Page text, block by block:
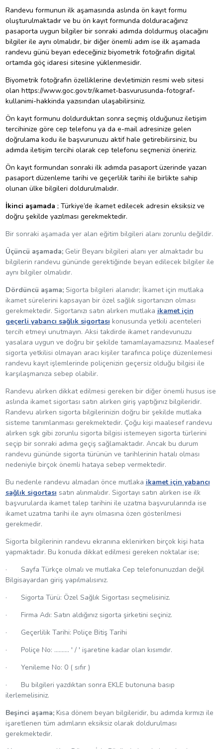
Randevu formunun ilk aşamasında aslında ön kayıt formu
oluşturulmaktadır ve bu ön kayıt formunda dolduracağınız
pasaporta uygun bilgiler bir sonraki adımda doldurmuş olacağını
bilgiler ile aynı olmalıdır, bir diğer önemli adım ise ilk aşamada
randevu günü beyan edeceğiniz biyometrik fotoğrafın digital
ortamda göç idaresi sitesine yüklenmesidir.
Biyometrik fotoğrafın özelliklerine devletimizin resmi web sitesi
olan https://www.goc.gov.tr/ikamet-basvurusunda-fotograf-
kullanimi-hakkinda yazısından ulaşabilirsiniz.
Ön kayıt formunu doldurduktan sonra seçmiş olduğunuz iletişim
tercihinize göre cep telefonu ya da e-mail adresinize gelen
doğrulama kodu ile başvurunuzu aktif hale getirebilirsiniz, bu
adımda iletişim tercihi olarak cep telefonu seçmenizi öneririz.
Ön kayıt formundan sonraki ilk adımda pasaport üzerinde yazan
pasaport düzenleme tarihi ve geçerlilik tarihi ile birlikte sahip
olunan ülke bilgileri doldurulmalıdır.
İkinci aşamada ; Türkiye’de ikamet edilecek adresin eksiksiz ve
doğru şekilde yazılması gerekmektedir.
Bir sonraki aşamada yer alan eğitim bilgileri alanı zorunlu değildir.
Üçüncü aşamada;Gelir Beyanı bilgileri alanı yer almaktadır bu
bilgilerin randevu gününde gerektiğinde beyan edilecek bilgiler ile
aynı bilgiler olmalıdır.
Dördüncü aşama;Sigorta bilgileri alanıdır; İkamet için mutlaka
ikamet sürelerini kapsayan bir özel sağlık sigortanızın olması
gerekmektedir. Sigortanızı satın alırken mutlaka ikamet için
geçerli yabancı sağlık sigortası konusunda yetkili acenteleri
tercih etmeyi unutmayın. Aksi takdirde ikamet randevunuzu
yasalara uygun ve doğru bir şekilde tamamlayamazsınız. Maalesef
sigorta yetkilisi olmayan aracı kişiler tarafınca poliçe düzenlemesi
randevu kayıt işlemlerinde poliçenizin geçersiz olduğu bilgisi ile
karşılaşmanıza sebep olabilir.
Randevu alırken dikkat edilmesi gereken bir diğer önemli husus ise
aslında ikamet sigortası satın alırken giriş yaptığınız bilgileridir.
Randevu alırken sigorta bilgilerinizin doğru bir şekilde mutlaka
sisteme tanımlanması gerekmektedir. Çoğu kişi maalesef randevu
alırken sgk gibi zorunlu sigorta bilgisi istemeyen sigorta türlerini
seçip bir sonraki adıma geçiş sağlamaktadır. Ancak bu durum
randevu gününde sigorta türünün ve tarihlerinin hatalı olması
nedeniyle birçok önemli hataya sebep vermektedir.
Bu nedenle randevu almadan önce mutlaka ikamet için yabancı
sağlık sigortası satın alınmalıdır. Sigortayı satın alırken ise ilk
başvurularda ikamet talep tarihini ile uzatma başvurularında ise
ikamet uzatma tarihi ile aynı olmasına özen gösterilmesi
gerekmedir.
Sigorta bilgilerinin randevu ekranına eklenirken birçok kişi hata
yapmaktadır. Bu konuda dikkat edilmesi gereken noktalar ise;
· Sayfa Türkçe olmalı ve mutlaka Cep telefonunuzdan değil
Bilgisayardan giriş yapılmalısınız.
· Sigorta Türü: Özel Sağlık Sigortası seçmelisiniz.
· Firma Adı: Satın aldığınız sigorta şirketini seçiniz.
· Geçerlilik Tarihi: Poliçe Bitiş Tarihi
· Poliçe No: ………. ' / ' işaretine kadar olan kısımdır.
· Yenileme No: 0 ( sıfır )
· Bu bilgileri yazdıktan sonra EKLE butonuna basıp
ilerlemelisiniz.
Beşinci aşama; Kısa dönem beyan bilgileridir, bu adımda kırmızı ile
işaretlenen tüm adımların eksiksiz olarak doldurulması
gerekmektedir.